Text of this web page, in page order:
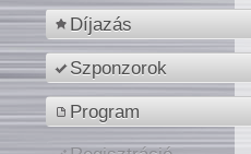
Díjazás
Szponzorok
Program